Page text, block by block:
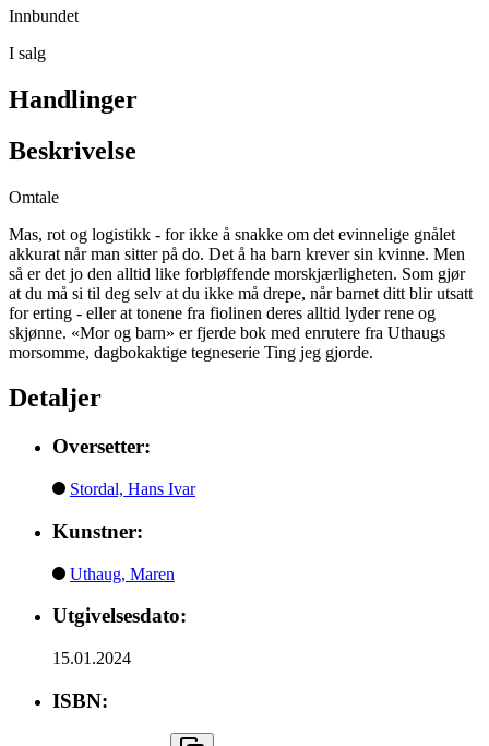
Innbundet
I salg
Handlinger
Beskrivelse
Omtale
Mas, rot og logistikk - for ikke å snakke om det evinnelige gnålet
akkurat når man sitter på do. Det å ha barn krever sin kvinne. Men
så er det jo den alltid like forbløffende morskjærligheten. Som gjør
at du må si til deg selv at du ikke må drepe, når barnet ditt blir utsatt
for erting - eller at tonene fra fiolinen deres alltid lyder rene og
skjønne. «Mor og barn» er fjerde bok med enrutere fra Uthaugs
morsomme, dagbokaktige tegneserie Ting jeg gjorde.
Detaljer
Oversetter:
Stordal, Hans Ivar
Kunstner:
Uthaug, Maren
Utgivelsesdato:
15.01.2024
ISBN: